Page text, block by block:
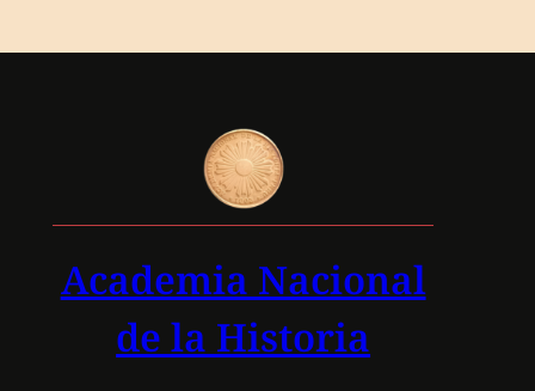
Academia Nacional
de la Historia